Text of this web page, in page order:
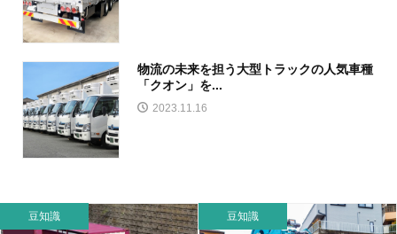
物流の未来を担う大型トラックの人気車種
「クオン」を...
2023.11.16
豆知識 豆知識